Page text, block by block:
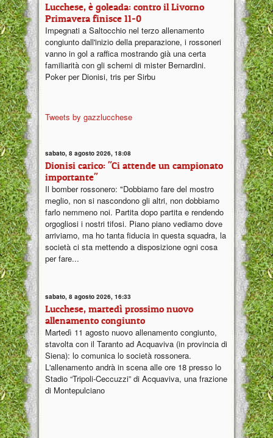
Lucchese, è goleada: contro il Livorno
Primavera finisce 11-0
Impegnati a Saltocchio nel terzo allenamento
congiunto dall'inizio della preparazione, i rossoneri
vanno in gol a raffica mostrando già una certa
familiarità con gli schemi di mister Bernardini.
Poker per Dionisi, tris per Sirbu
Tweets by gazzlucchese
sabato, 8 agosto 2026, 18:08
Dionisi carico: "Ci attende un campionato
importante"
Il bomber rossonero: "Dobbiamo fare del mostro
meglio, non si nascondono gli altri, non dobbiamo
farlo nemmeno noi. Partita dopo partita e rendendo
orgogliosi i nostri tifosi. Piano piano vediamo dove
arriviamo, ma ho tanta fiducia in questa squadra, la
società ci sta mettendo a disposizione ogni cosa
per fare...
sabato, 8 agosto 2026, 16:33
Lucchese, martedì prossimo nuovo
allenamento congiunto
Martedì 11 agosto nuovo allenamento congiunto,
stavolta con il Taranto ad Acquaviva (in provincia di
Siena): lo comunica lo società rossonera.
L'allenamento andrà in scena alle ore 18 presso lo
Stadio “Tripoli-Ceccuzzi” di Acquaviva, una frazione
di Montepulciano